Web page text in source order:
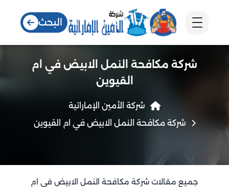
البحث
شركة مكافحة النمل الابيض في ام
القيوين
شركة الأمين الإماراتية
شركة مكافحة النمل الابيض في ام القيوين
جميع مقالات شركة مكافحة النمل الابيض في ام